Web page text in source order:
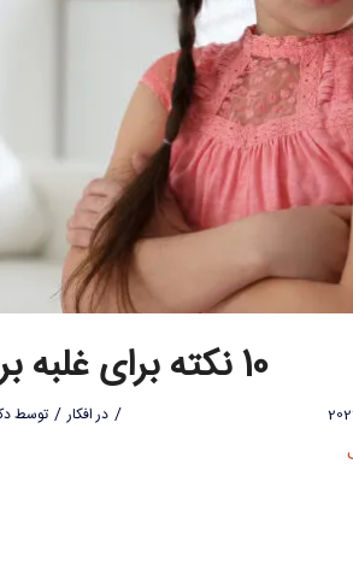
10 نکته برای غلبه بر حسادت
/ درافکار / توسط